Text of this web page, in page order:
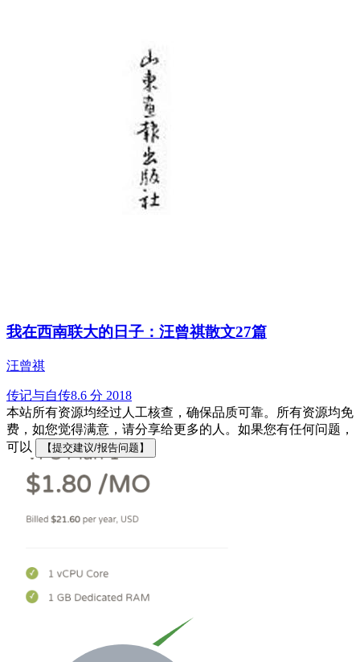
我在西南联大的日子：汪曾祺散文27篇
汪曾祺
传记与自传8.6 分 2018
本站所有资源均经过人工核查，确保品质可靠。所有资源均免
费，如您觉得满意，请分享给更多的人。如果您有任何问题，
可以
【提交建议/报告问题】